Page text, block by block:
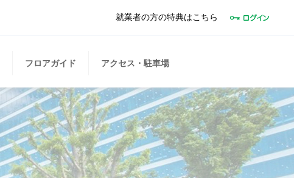
就業者の方の特典はこちら
フロアガイド アクセス・駐車場